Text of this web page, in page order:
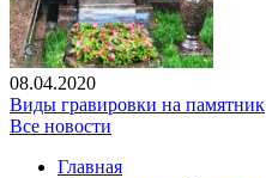
08.04.2020
Виды гравировки на памятник
Все новости
Главная